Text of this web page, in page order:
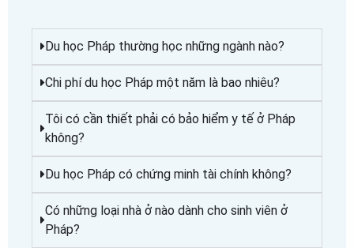
Du học Pháp thường học những ngành nào?
Chi phí du học Pháp một năm là bao nhiêu?
Tôi có cần thiết phải có bảo hiểm y tế ở Pháp
không?
Du học Pháp có chứng minh tài chính không?
Có những loại nhà ở nào dành cho sinh viên ở
Pháp?